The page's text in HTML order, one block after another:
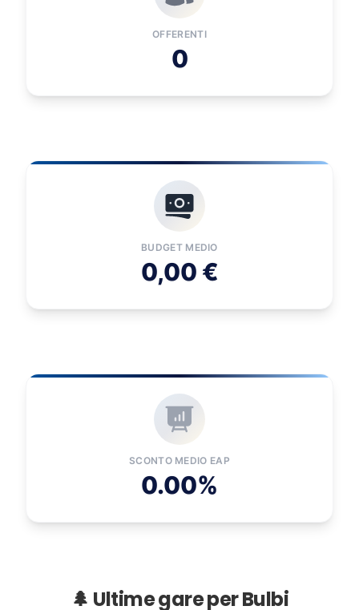
OFFERENTI
0
BUDGET MEDIO
0,00 €
SCONTO MEDIO EAP
0.00%
🌲 Ultime gare per Bulbi